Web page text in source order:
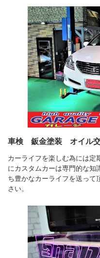
車検 鈑金塗装 オイル交
カーライフを楽しむ為には定
にカスタムカーは専門的な知
ち豊かなカーライフを送って
さい。